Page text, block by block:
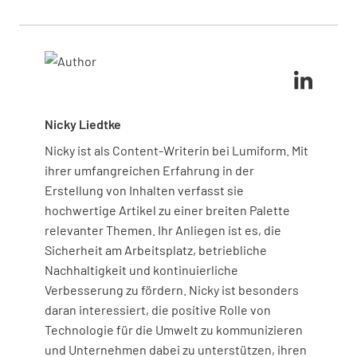
verwaltet, während die EAR vom
Mitarbeiter. Häufig übersehen Unternehmen auch
die Notwendigkeit einer gründlichen Buchführung
und interner Prüfungen, was zu Compliance-Lücken
Nicky Liedtke
Nicky ist als Content-Writerin bei Lumiform. Mit
ihrer umfangreichen Erfahrung in der
Erstellung von Inhalten verfasst sie
hochwertige Artikel zu einer breiten Palette
relevanter Themen. Ihr Anliegen ist es, die
Sicherheit am Arbeitsplatz, betriebliche
Nachhaltigkeit und kontinuierliche
Verbesserung zu fördern. Nicky ist besonders
daran interessiert, die positive Rolle von
Technologie für die Umwelt zu kommunizieren
und Unternehmen dabei zu unterstützen, ihren